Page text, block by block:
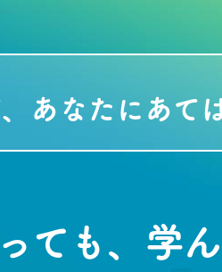
あなたにあて
ても、学ん